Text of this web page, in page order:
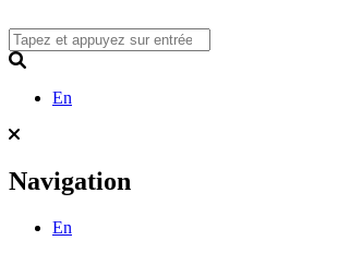
to
content
En
Navigation
En